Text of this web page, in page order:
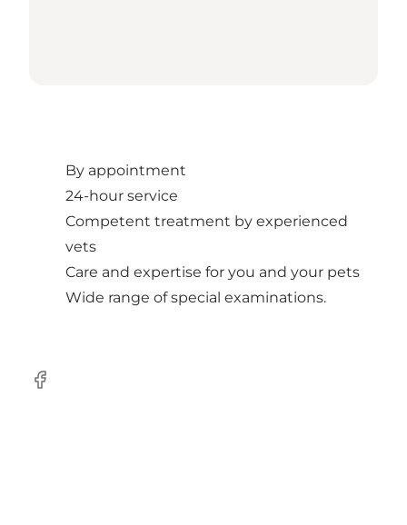
By appointment
24-hour service
Competent treatment by experienced
vets
Care and expertise for you and your pets
Wide range of special examinations.
Facebook